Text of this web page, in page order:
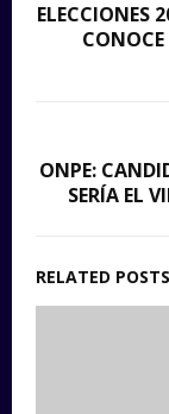
ELECCIONES
ONPE:
SERÍA EL
RELATED POSTS